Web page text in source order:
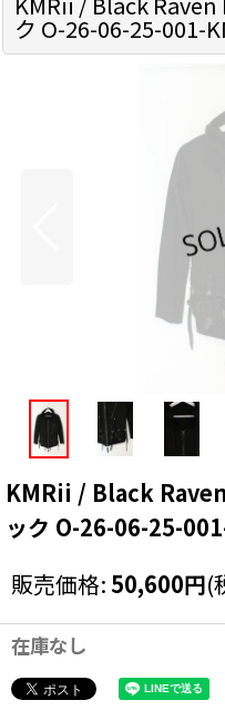
ク O-26-06-25-001-
KMRii / Black
ック O-26-06-25-
販売価格:50,600円(
在庫なし